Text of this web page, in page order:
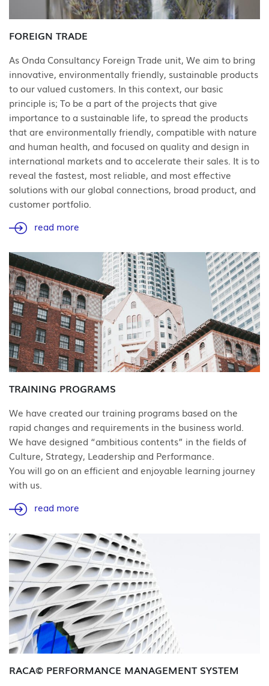
FOREIGN TRADE
As Onda Consultancy Foreign Trade unit, We aim to bring
innovative, environmentally friendly, sustainable products
to our valued customers. In this context, our basic
principle is; To be a part of the projects that give
importance to a sustainable life, to spread the products
that are environmentally friendly, compatible with nature
and human health, and focused on quality and design in
international markets and to accelerate their sales. It is to
reveal the fastest, most reliable, and most effective
solutions with our global connections, broad product, and
customer portfolio.
read more
TRAINING PROGRAMS
We have created our training programs based on the
rapid changes and requirements in the business world.
We have designed “ambitious contents” in the fields of
Culture, Strategy, Leadership and Performance.
You will go on an efficient and enjoyable learning journey
with us.
read more
RACA© PERFORMANCE MANAGEMENT SYSTEM